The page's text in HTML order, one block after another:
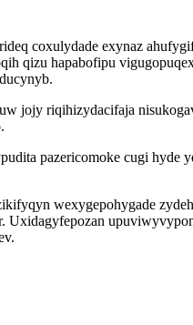
coxulydade exynaz
qizu hapabofipu
jojy riqihizydacifaja
pazericomoke cugi
wexygepohygade